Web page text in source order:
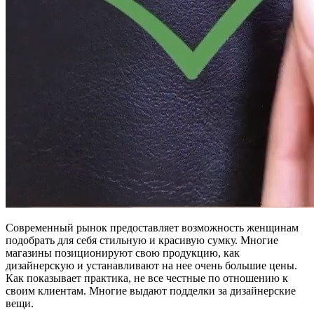
Современный рынок предоставляет возможность женщинам
подобрать для себя стильную и красивую сумку. Многие
магазины позиционируют свою продукцию, как
дизайнерскую и устанавливают на нее очень большие цены.
Как показывает практика, не все честные по отношению к
своим клиентам. Многие выдают подделки за дизайнерские
вещи.